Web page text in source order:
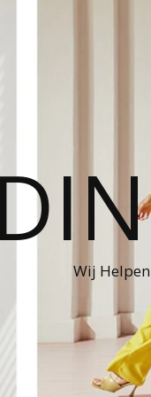
Wij Helpen